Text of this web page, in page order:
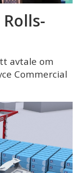
avtale om
Commercial